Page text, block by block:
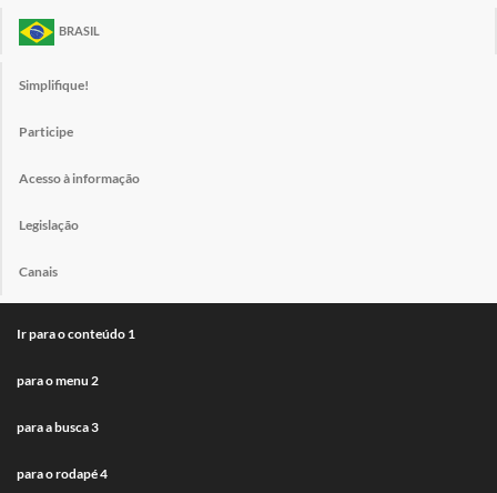
BRASIL
Simplifique!
Participe
Acesso à informação
Legislação
Canais
Ir para o conteúdo 1
para o menu 2
para a busca3
para o rodapé4